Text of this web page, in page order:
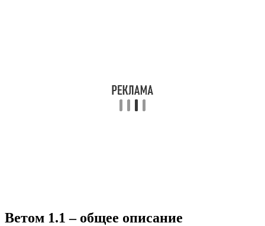
Ветом 1.1 – общее описание